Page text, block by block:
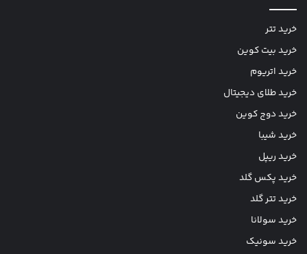
خرید تتر
خرید بیت کوین
خرید اتریوم
خرید طلای دیجیتال
خرید دوج کوین
خرید شیبا
خرید ریپل
خرید پکس گلد
خرید تتر گلد
خرید سولانا
خرید سونیک